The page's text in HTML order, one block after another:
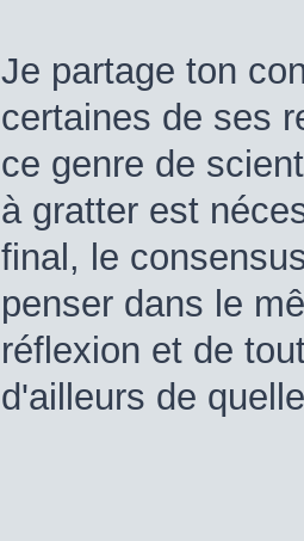
Je partage ton
certaines de ses
ce genre de
à gratter est
final, le
penser dans le
réflexion et de
d'ailleurs de